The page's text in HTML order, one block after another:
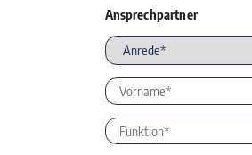
Ansprechpartner